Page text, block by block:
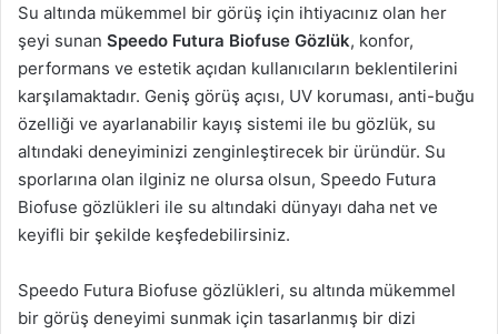
Su altında mükemmel bir görüş için ihtiyacınız olan her
şeyi sunan Speedo Futura Biofuse Gözlük, konfor,
performans ve estetik açıdan kullanıcıların beklentilerini
karşılamaktadır. Geniş görüş açısı, UV koruması, anti-buğu
özelliği ve ayarlanabilir kayış sistemi ile bu gözlük, su
altındaki deneyiminizi zenginleştirecek bir üründür. Su
sporlarına olan ilginiz ne olursa olsun, Speedo Futura
Biofuse gözlükleri ile su altındaki dünyayı daha net ve
keyifli bir şekilde keşfedebilirsiniz.
Speedo Futura Biofuse gözlükleri, su altında mükemmel
bir görüş deneyimi sunmak için tasarlanmış bir dizi